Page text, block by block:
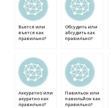
Вьется или
въется как
правильно?
Обсудить или
абсудить как
правильно?
Аккуратно или
акуратно как
правильно?
Павильон или
павильйон как
правильно?